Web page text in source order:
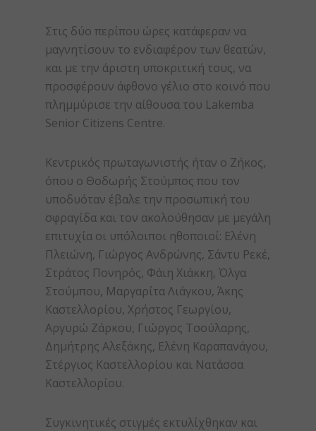
Στις δύο περίπου ώρες κατάφεραν να
μαγνητίσουν το ενδιαφέρον των θεατών,
και με την άριστη υποκριτική τους, να
προσφέρουν άφθονο γέλιο στο κοινό που
πλημμύρισε την αίθουσα του Lakemba
Senior Citizens Centre.
Κεντρικός πρωταγωνιστής ήταν ο Ζήκος,
όπου ο Θοδωρής Στούμπος που τον
υποδυόταν έβαλε την προσωπική του
σφραγίδα και τον ακολούθησαν με μεγάλη
επιτυχία οι υπόλοιποι ηθοποιοί: Ελένη
Πλειώνη, Γιώργος Ανδρώνης, Σάντυ Ρεκέ,
Στράτος Πονηρός, Φάιη Χιάκκη, Όλγα
Στούμπου, Μαργαρίτα Λιάγκου, Άκης
Καστελλορίου, Χρήστος Γεωργίου,
Αργυρώ Ζάρκου, Γιώργος Τσούλαρης,
Δημήτρης Αλεξάκης, Ελένη Καραπανάγου,
Στέργιος Καστελλορίου και Νατάσσα
Καστελλορίου.
Συγκινητικές στιγμές εκτυλίχθηκαν και